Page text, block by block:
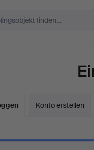
Konto erstellen